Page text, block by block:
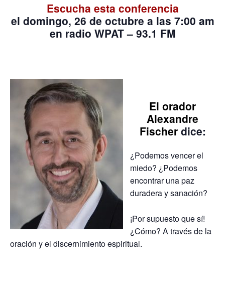
Escucha esta conferencia
el domingo, 26 de octubre a las 7:00 am
en radio WPAT – 93.1 FM
El orador
Alexandre
Fischerdice:
¿Podemos vencer el
miedo? ¿Podemos
encontrar una paz
duradera y sanación?
¡Por supuesto que sí!
¿Cómo? A través de la
oración y el discernimiento espiritual.